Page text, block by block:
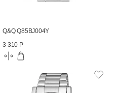
Q&Q Q85BJ004Y
3 310 Р